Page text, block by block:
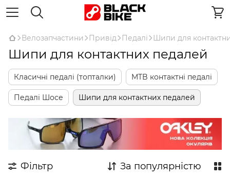
Велозапчастини Привід Педалі Шипи для
Шипи для контактних педалей
Класичні педалі (топталки) MTB контактні педалі
Педалі Шосе Шипи для контактних педалей
Фільтр За популярністю